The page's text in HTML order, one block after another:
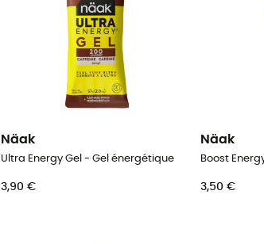
Näak
Ultra Energy Gel - Gel énergétique
3,90 €
Näak
3,50 €